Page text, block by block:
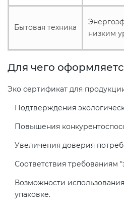
Бытовая техника
низким
Для чего
Эко сертификат для
Подтверждения
Повышения
Увеличения доверия
Соответствия требованиям
Возможности
упаковке.